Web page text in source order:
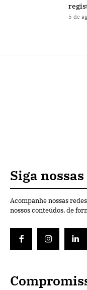
5 de
Siga
Acompanhe nossas
nossos conteúdos, de